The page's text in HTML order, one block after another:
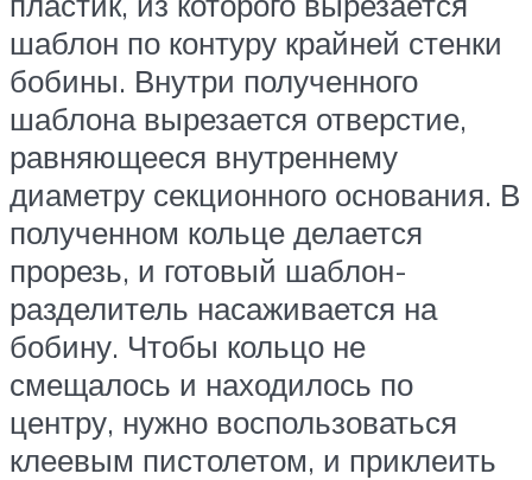
шаблон по контуру крайней стенки
бобины. Внутри полученного
шаблона вырезается отверстие,
равняющееся внутреннему
диаметру секционного основания. В
полученном кольце делается
прорезь, и готовый шаблон-
разделитель насаживается на
бобину. Чтобы кольцо не
смещалось и находилось по
центру, нужно воспользоваться
клеевым пистолетом, и приклеить